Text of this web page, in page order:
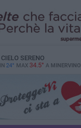
SERENO
24° MAX 34.5° A MINERVINO